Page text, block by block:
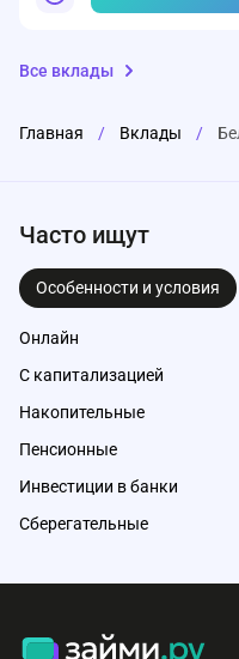
Все вклады
Главная / Вклады /
Часто ищут
Особенности и условия
Онлайн
С капитализацией
Накопительные
Пенсионные
Инвестиции в банки
Сберегательные